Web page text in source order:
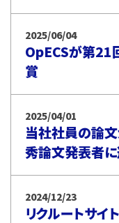
2025/06/04
OpECSが第21
賞
2025/04/01
当社社員の論
秀論文発表者
2024/12/23
リクルートサイ